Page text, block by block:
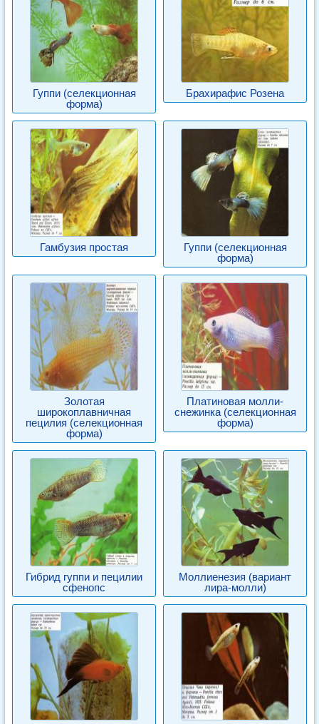
Гуппи (селекционная
форма)
Брахирафис Розена
Гамбузия простая
Гуппи (селекционная
форма)
Золотая
широкоплавничная
пецилия (селекционная
форма)
Платиновая молли-
снежинка (селекционная
форма)
Гибрид гуппи и пецилии
сфенопс
Моллиенезия (вариант
лира-молли)